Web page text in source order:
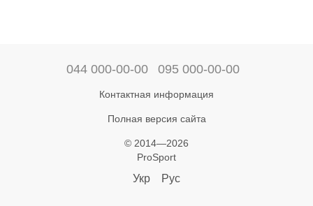
044 000-00-00 095 000-00-00
Контактная информация
Полная версия сайта
© 2014—2026
ProSport
Укр Рус